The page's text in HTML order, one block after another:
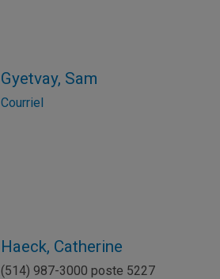
Gyetvay, Sam
Courriel
Haeck, Catherine
(514) 987-3000 poste 5227